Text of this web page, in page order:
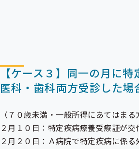
【ケース３】同一の月に
医科・歯科両方受診した場
（７０歳未満・一般所得にあてはまる
２月１０日：特定疾病療養受療証が交
２月２０日：Ａ病院で特定疾病に係る